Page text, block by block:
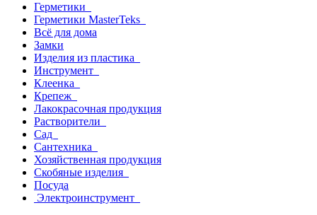
Герметики
Герметики MasterTeks
Всё для дома
Замки
Изделия из пластика
Инструмент
Клеенка
Крепеж
Лакокрасочная продукция
Растворители
Сад
Сантехника
Хозяйственная продукция
Скобяные изделия
Посуда
Электроинструмент